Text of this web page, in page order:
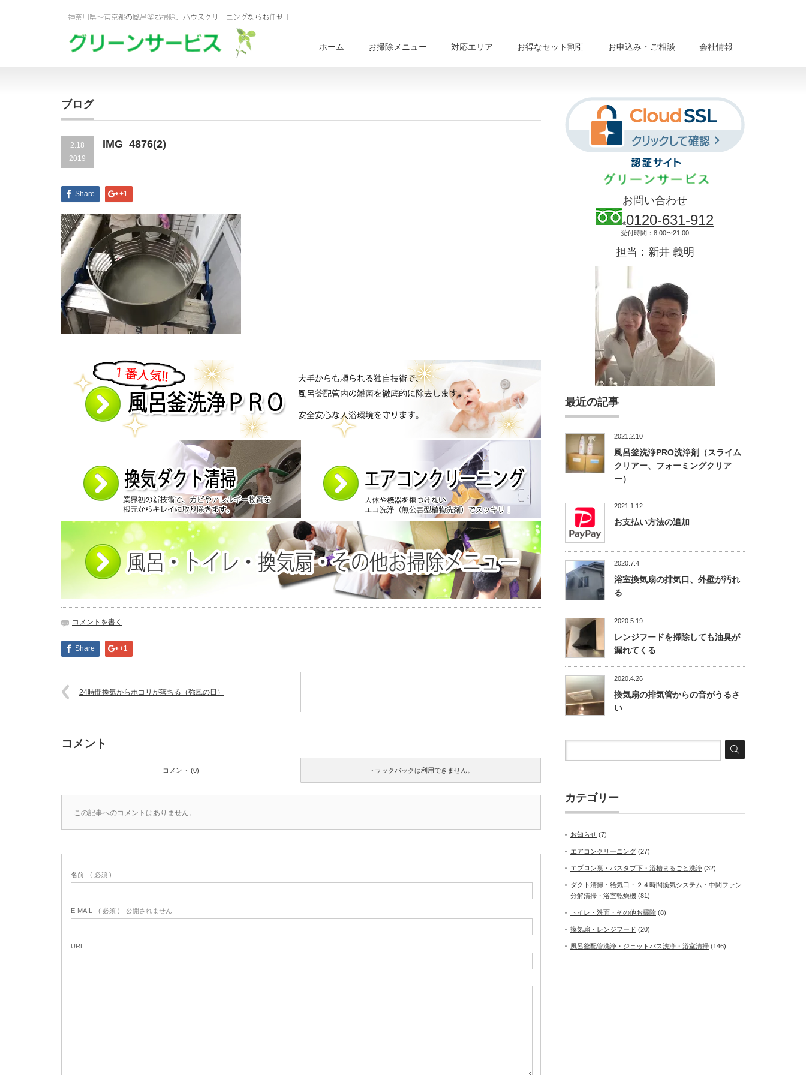
ホーム お掃除メニュー 対応エリア お得なセット割引 お申込み・ご相談 会社情報
ブログ
2.18
2019
IMG_4876(2)
Share +1
コメントを書く
Share +1
24時間換気からホコリが落ちる（強風の日）
コメント
トラックバックは利用できません。
コメント (0)
この記事へのコメントはありません。
名前 ( 必須 )
E-MAIL ( 必須 ) - 公開されません -
URL
お問い合わせ
0120-631-912
受付時間：8:00〜21:00
担当：新井 義明
最近の記事
2021.2.10
風呂釜洗浄PRO洗浄剤（スライム
クリアー、フォーミングクリア
ー）
2021.1.12
お支払い方法の追加
2020.7.4
浴室換気扇の排気口、外壁が汚れ
る
2020.5.19
レンジフードを掃除しても油臭が
漏れてくる
2020.4.26
換気扇の排気管からの音がうるさ
い
カテゴリー
お知らせ (7)
エアコンクリーニング (27)
エプロン裏・バスタブ下・浴槽まるごと洗浄 (32)
ダクト清掃・給気口・２４時間換気システム・中間ファン
分解清掃・浴室乾燥機 (81)
トイレ・洗面・その他お掃除 (8)
換気扇・レンジフード (20)
風呂釜配管洗浄・ジェットバス洗浄・浴室清掃 (146)